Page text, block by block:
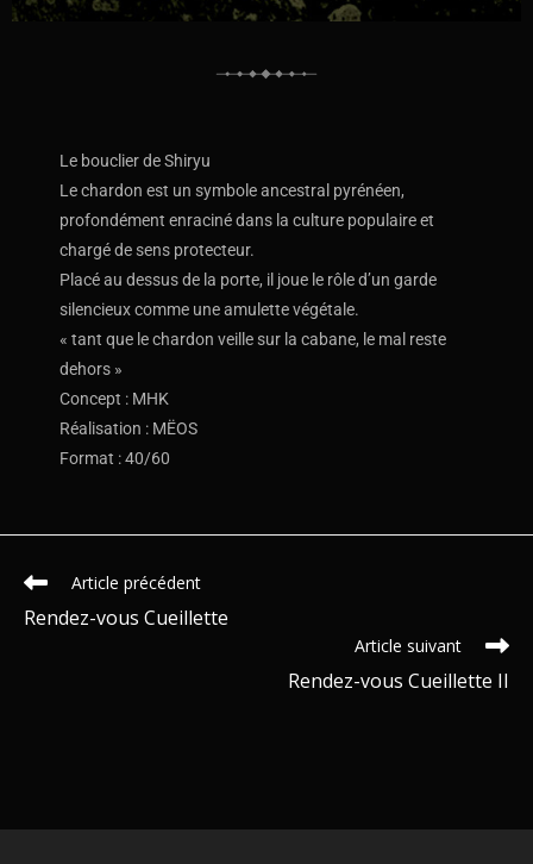
Le bouclier de Shiryu
Le chardon est un symbole ancestral pyrénéen,
profondément enraciné dans la culture populaire et
chargé de sens protecteur.
Placé au dessus de la porte, il joue le rôle d’un garde
silencieux comme une amulette végétale.
« tant que le chardon veille sur la cabane, le mal reste
dehors »
Concept : MHK
Réalisation : MËOS
Format : 40/60
Article précédent
Rendez-vous Cueillette
Article suivant
Rendez-vous Cueillette II